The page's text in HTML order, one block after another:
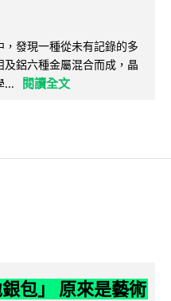
發現一種從未有記錄的多
鋁六種金屬混合而成，晶
...
閱讀全文
包」 原來是藝術